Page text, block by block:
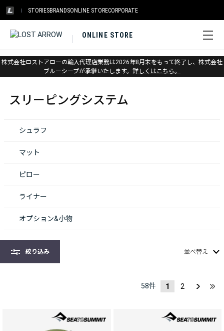
STORIESBRANDSONLINE STORECORPORATE
ONLINE STORE
株式会社ロストアローの輸入代理店業務は2026年8月末をもって終了し、株式会社
ブルーシープが承継いたします。 詳しくはこちら。
ホーム > スリーピングシステム
スリーピングシステム
絞り込み 並べ替え
58件 1 2
シュラフ
マット
ピロー
ライナー
オプション&小物